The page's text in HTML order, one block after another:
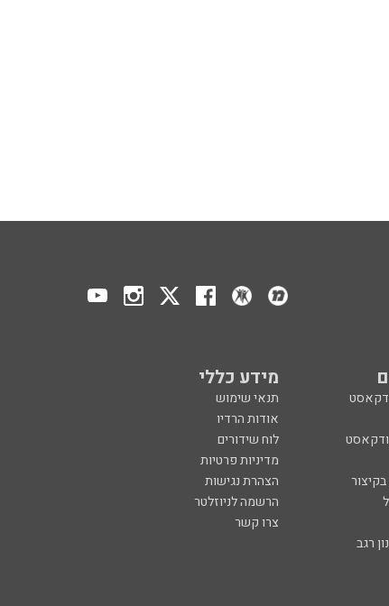
מידע כללי
תנאי שימוש
אודות הרדיו
לוח שידורים
מדיניות פרטיות
הצהרת נגישות
הרשמה לניוזלטר
צרו קשר
רגב